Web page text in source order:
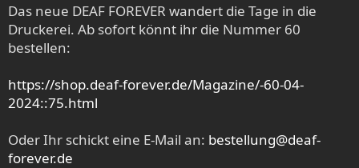
Das neue DEAF FOREVER wandert die Tage in die
Druckerei. Ab sofort könnt ihr die Nummer 60
bestellen:
https://shop.deaf-forever.de/Magazine/-60-04-
2024::75.html
Oder Ihr schickt eine E-Mail an: bestellung@deaf-
forever.de